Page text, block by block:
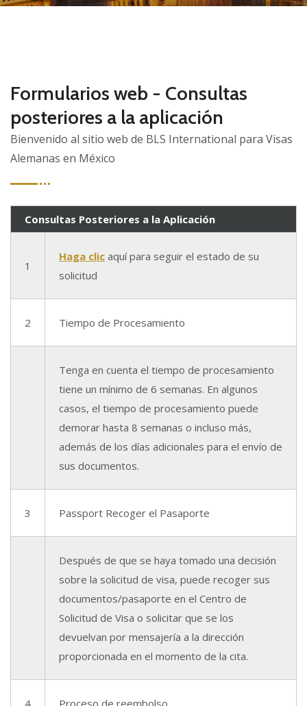
Formularios web - Consultas
posteriores a la aplicación
Bienvenido al sitio web de BLS International para Visas
Alemanas en México
Consultas Posteriores a la Aplicación
1
Haga clic aquí para seguir el estado de su
solicitud
2 Tiempo de Procesamiento
Tenga en cuenta el tiempo de procesamiento
tiene un mínimo de 6 semanas. En algunos
casos, el tiempo de procesamiento puede
demorar hasta 8 semanas o incluso más,
además de los días adicionales para el envío de
sus documentos.
3 Passport Recoger el Pasaporte
Después de que se haya tomado una decisión
sobre la solicitud de visa, puede recoger sus
documentos/pasaporte en el Centro de
Solicitud de Visa o solicitar que se los
devuelvan por mensajería a la dirección
proporcionada en el momento de la cita.
4 Proceso de reembolso